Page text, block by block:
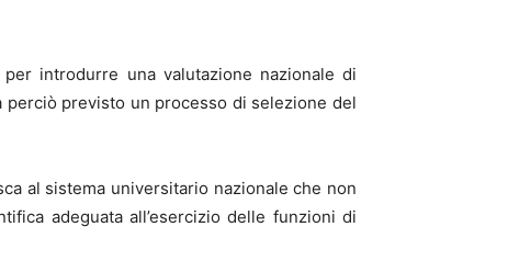
per introdurre una valutazione nazionale di
previsto un processo di selezione del
al sistema universitario nazionale che non
adeguata all’esercizio delle funzioni di